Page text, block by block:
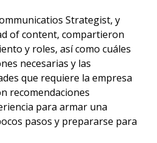
Blog
Strategist, y
of content, compartieron
y roles, así como cuáles
necesarias y las
que requiere la empresa
recomendaciones
para armar una
pasos y prepararse para